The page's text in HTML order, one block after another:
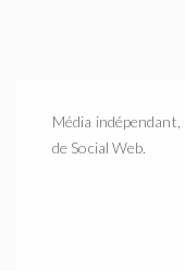
Média
de Social Web.